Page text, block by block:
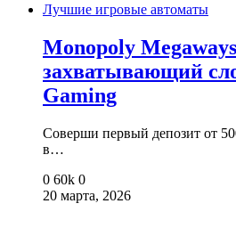
Лучшие игровые автоматы
Monopoly
захватывающий
Gaming
Соверши первый депозит от
в…
0 60k 0
20 марта, 2026